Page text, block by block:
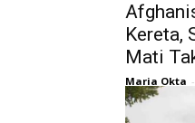
Kereta,
Mati
Maria Okta -